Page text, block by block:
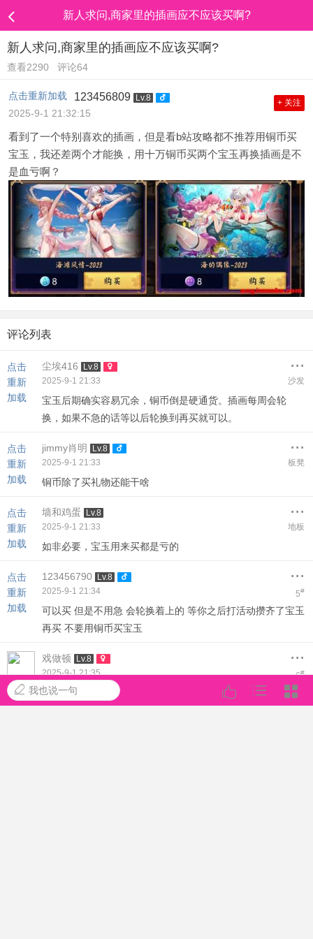
新人求问,商家里的插画应不应该买啊?
新人求问,商家里的插画应不应该买啊?
查看2290 评论64
点击重新加载 123456809 Lv.8
2025-9-1 21:32:15
+ 关注
看到了一个特别喜欢的插画，但是看b站攻略都不推荐用铜币买
宝玉，我还差两个才能换，用十万铜币买两个宝玉再换插画是不
是血亏啊？
评论列表
点击
重新
加载
尘埃416 Lv.8 ...
2025-9-1 21:33 沙发
宝玉后期确实容易冗余，铜币倒是硬通货。插画每周会轮
换，如果不急的话等以后轮换到再买就可以。
点击
重新
加载
jimmy肖明 Lv.8 ...
2025-9-1 21:33 板凳
铜币除了买礼物还能干啥
点击
重新
加载
墙和鸡蛋 Lv.8 ...
2025-9-1 21:33 地板
如非必要，宝玉用来买都是亏的
点击
重新
加载
123456790 Lv.8 ...
2025-9-1 21:34 5#
可以买 但是不用急 会轮换着上的 等你之后打活动攒齐了宝玉
再买 不要用铜币买宝玉
戏做顿 Lv.8 ...
2025-9-1 21:35 6#
不用急，这种都是有轮换的，每年都有机会买到的，而且不
我也说一句